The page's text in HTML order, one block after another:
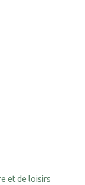
et de loisirs